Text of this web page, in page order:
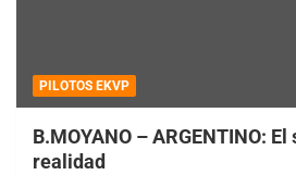
PILOTOS EKVP
B.MOYANO – ARGENTINO:
realidad